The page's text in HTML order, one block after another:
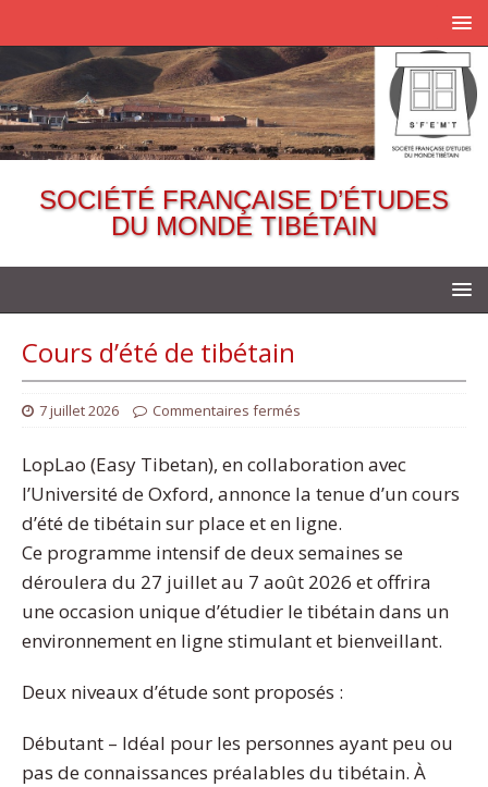
SOCIÉTÉ FRANÇAISE D’ÉTUDES
DU MONDE TIBÉTAIN
Cours d’été de tibétain
7 juillet 2026 Commentaires fermés
LopLao (Easy Tibetan), en collaboration avec
l’Université de Oxford, annonce la tenue d’un cours
d’été de tibétain sur place et en ligne.
Ce programme intensif de deux semaines se
déroulera du 27 juillet au 7 août 2026 et offrira
une occasion unique d’étudier le tibétain dans un
environnement en ligne stimulant et bienveillant.
Deux niveaux d’étude sont proposés :
Débutant – Idéal pour les personnes ayant peu ou
pas de connaissances préalables du tibétain. À